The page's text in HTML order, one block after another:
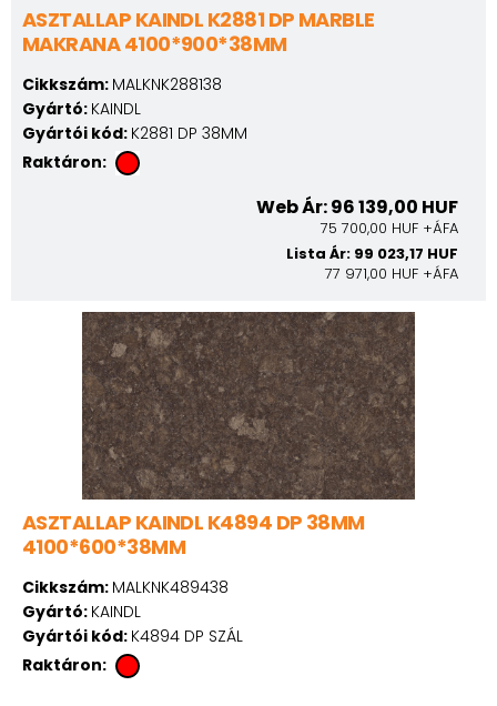
ASZTALLAP KAINDL K2881 DP MARBLE
MAKRANA 4100*900*38MM
Cikkszám: MALKNK288138
Gyártó: KAINDL
Gyártói kód: K2881 DP 38MM
Raktáron:
Web Ár: 96 139,00 HUF
75 700,00 HUF +ÁFA
Lista Ár: 99 023,17 HUF
77 971,00 HUF +ÁFA
ASZTALLAP KAINDL K4894 DP 38MM
4100*600*38MM
Cikkszám: MALKNK489438
Gyártó: KAINDL
Gyártói kód: K4894 DP SZÁL
Raktáron: